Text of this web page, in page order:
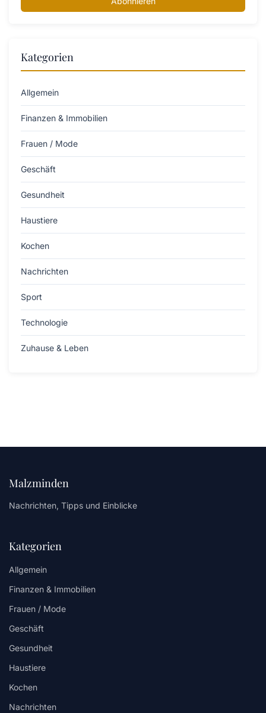
Kategorien
Allgemein
Finanzen & Immobilien
Frauen / Mode
Geschäft
Gesundheit
Haustiere
Kochen
Nachrichten
Sport
Technologie
Zuhause & Leben
Malzminden
Nachrichten, Tipps und Einblicke
Kategorien
Allgemein
Finanzen & Immobilien
Frauen / Mode
Geschäft
Gesundheit
Haustiere
Kochen
Nachrichten